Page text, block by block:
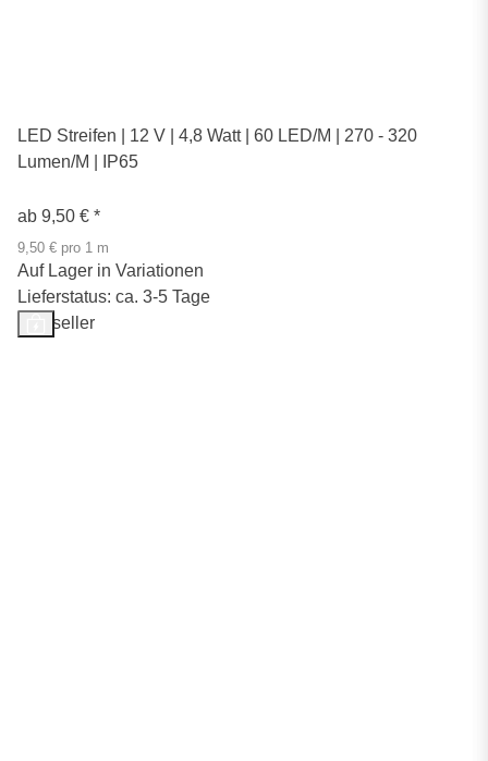
LED Streifen | 12 V | 4,8 Watt | 60 LED/M | 270 - 320
Lumen/M | IP65
ab 9,50 € *
9,50 € pro 1 m
Auf Lager in Variationen
Lieferstatus: ca. 3-5 Tage
Bestseller